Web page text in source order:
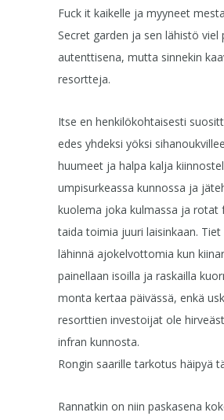
Fuck it kaikelle ja myyneet
Secret garden ja sen lähistö viel
autenttisena, mutta sinnekin
resortteja.
Itse en henkilökohtaisesti
edes yhdeksi yöksi
huumeet ja halpa kalja
umpisurkeassa kunnossa ja
kuolema joka kulmassa ja rotat
taida toimia juuri laisinkaan. Tiet
lähinnä ajokelvottomia kun
painellaan isoilla ja raskailla
monta kertaa päivässä, enkä
resorttien investoijat ole
infran kunnosta.
Rongin saarille tarkotus häipyä
Rannatkin on niin paskasena